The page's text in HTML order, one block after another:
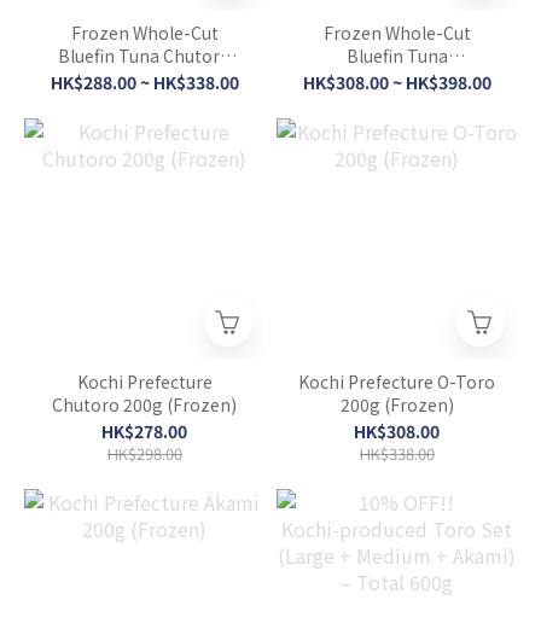
Frozen Whole-Cut
Bluefin Tuna Chutoro
(with Skin)
HK$288.00 ~ HK$338.00
Frozen Whole-Cut
Bluefin Tuna
Otoro（with skin）
HK$308.00 ~ HK$398.00
Kochi Prefecture
Chutoro 200g (Frozen)
HK$278.00
HK$298.00
Kochi Prefecture O-Toro
200g (Frozen)
HK$308.00
HK$338.00